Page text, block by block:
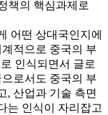
책의 핵심과제로
어떤 상대국인지에
적으로 중국의 부
인식되면서 글로
로서도 중국의 부
, 산업과 기술 측면
는 인식이 자리잡고